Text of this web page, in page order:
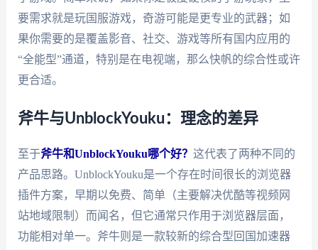
要需求就是玩国服游戏，奇游可能是更专业的武器；如
果你需要的是覆盖影音、社交、游戏等所有国内应用的
“全能型”通道，特别是在电视端，那么快帆的综合性或许
更合适。
斧牛与UnblockYouku：理念的差异
至于斧牛和UnblockYouku哪个好？ 这代表了两种不同的
产品思路。UnblockYouku是一个存在时间很长的浏览器
插件方案，早期以免费、简单（主要解决优酷等视频网
站地域限制）而闻名，但它通常只作用于浏览器层面，
功能相对单一。斧牛则是一款较新的综合型回国加速器